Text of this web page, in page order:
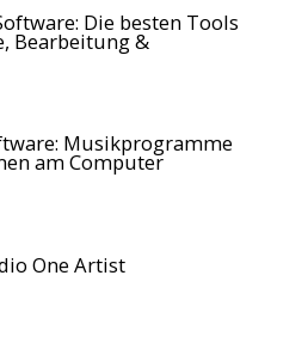
Die besten Tools
Bearbeitung &
Musikprogramme
am Computer
One Artist